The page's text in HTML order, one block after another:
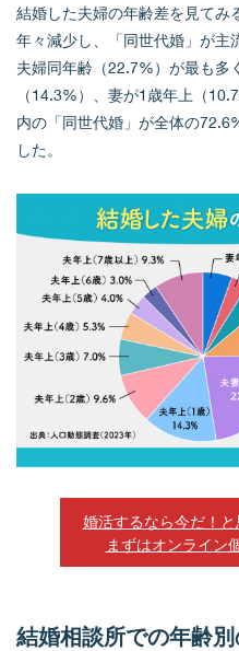
結婚した夫婦の年齢差を見てみ
年々減少し、「同世代婚」が主
夫婦同年齢（22.7%）が最も多
（14.3%）、妻が1歳年上（
内の「同世代婚」が全体の
した。
婚活するなら今だ！
まずはオンライン
結婚相談所での年齢